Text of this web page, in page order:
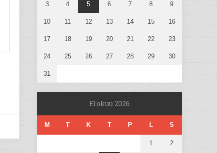
3 4 5 6 7 8 9
10 11 12 13 14 15 16
17 18 19 20 21 22 23
24 25 26 27 28 29 30
31
Elokuu 2026
M T K T P L S
1 2